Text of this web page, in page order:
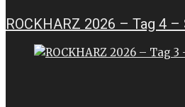
ROCKHARZ 2026 – Tag 4 –